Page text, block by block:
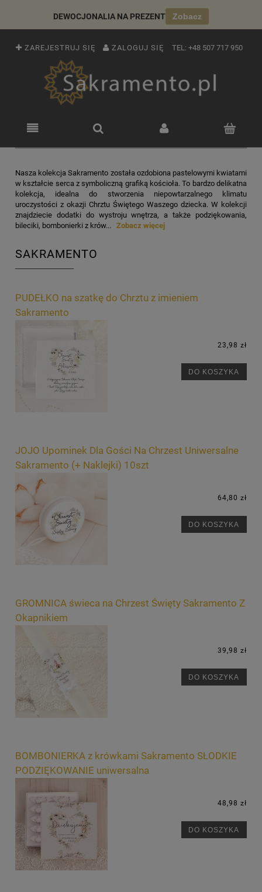
DEWOCJONALIA NA PREZENT Zobacz
ZAREJESTRUJ SIĘ ZALOGUJ SIĘ TEL: +48 507 717 950
Nasza kolekcja Sakramento została ozdobiona pastelowymi kwiatami
w kształcie serca z symboliczną grafiką kościoła. To bardzo delikatna
kolekcja, idealna do stworzenia niepowtarzalnego klimatu
uroczystości z okazji Chrztu Świętego Waszego dziecka. W kolekcji
znajdziecie dodatki do wystroju wnętrza, a także podziękowania,
bileciki, bombonierki z krów... Zobacz więcej
SAKRAMENTO
PUDEŁKO na szatkę do Chrztu z imieniem
Sakramento
23,98 zł
DO KOSZYKA
JOJO Upominek Dla Gości Na Chrzest Uniwersalne
Sakramento (+ Naklejki) 10szt
64,80 zł
DO KOSZYKA
GROMNICA świeca na Chrzest Święty Sakramento Z
Okapnikiem
39,98 zł
DO KOSZYKA
BOMBONIERKA z krówkami Sakramento SŁODKIE
PODZIĘKOWANIE uniwersalna
48,98 zł
DO KOSZYKA